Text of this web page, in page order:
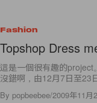
Fashion
Topshop Dress
這是一個很有趣的project
沒錯啊，由12月7日至23
By popbeebee/2009年11月